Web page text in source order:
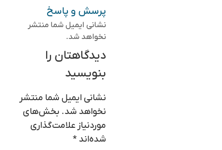
پرسش و پاسخ
نشانی ایمیل شما منتشر
نخواهد شد.
دیدگاهتان را
بنویسید
نشانی ایمیل شما منتشر
نخواهد شد. بخش‌های
موردنیاز علامت‌گذاری
شده‌اند *